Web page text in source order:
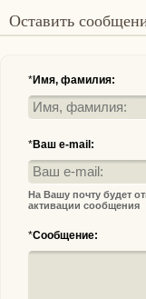
Оставить
*Имя, фамилия:
*Ваш e-mail:
На Вашу почту будет
активации сообщения
*Сообщение: